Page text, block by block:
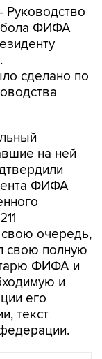
Руководство
ФИФА
сделано по
на ней
ФИФА
очередь,
свою полную
ФИФА и
и
его
текст